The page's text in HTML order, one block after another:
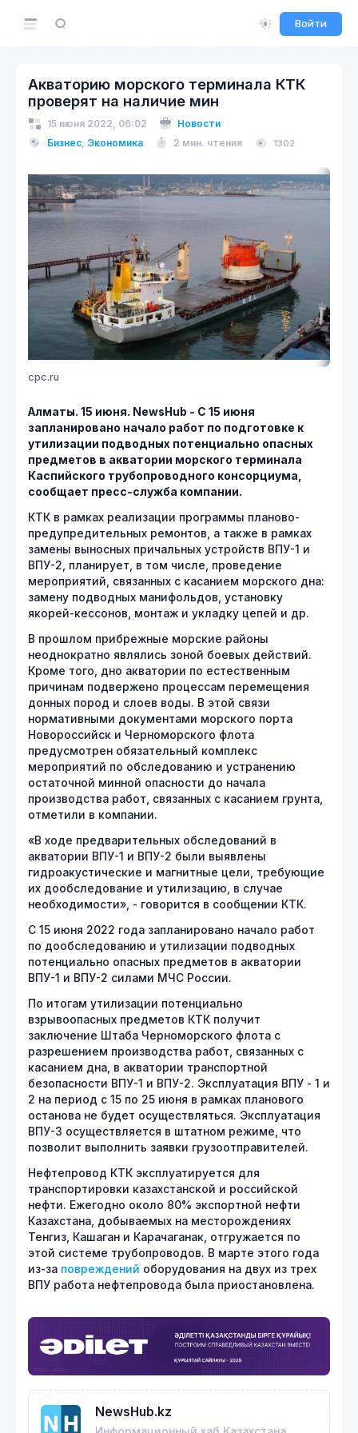
Войти
Акваторию морского терминала КТК
проверят на наличие мин
15 июня 2022, 06:02
Новости
Бизнес, Экономика 2 мин. чтения 1302
cpc.ru
Алматы. 15 июня. NewsHub - С 15 июня
запланировано начало работ по подготовке к
утилизации подводных потенциально опасных
предметов в акватории морского терминала
Каспийского трубопроводного консорциума,
сообщает пресс-служба компании.
КТК в рамках реализации программы планово-
предупредительных ремонтов, а также в рамках
замены выносных причальных устройств ВПУ-1 и
ВПУ-2, планирует, в том числе, проведение
мероприятий, связанных с касанием морского дна:
замену подводных манифольдов, установку
якорей-кессонов, монтаж и укладку цепей и др.
В прошлом прибрежные морские районы
неоднократно являлись зоной боевых действий.
Кроме того, дно акватории по естественным
причинам подвержено процессам перемещения
донных пород и слоев воды. В этой связи
нормативными документами морского порта
Новороссийск и Черноморского флота
предусмотрен обязательный комплекс
мероприятий по обследованию и устранению
остаточной минной опасности до начала
производства работ, связанных с касанием грунта,
отметили в компании.
«В ходе предварительных обследований в
акватории ВПУ-1 и ВПУ-2 были выявлены
гидроакустические и магнитные цели, требующие
их дообследование и утилизацию, в случае
необходимости», - говорится в сообщении КТК.
С 15 июня 2022 года запланировано начало работ
по дообследованию и утилизации подводных
потенциально опасных предметов в акватории
ВПУ-1 и ВПУ-2 силами МЧС России.
По итогам утилизации потенциально
взрывоопасных предметов КТК получит
заключение Штаба Черноморского флота с
разрешением производства работ, связанных с
касанием дна, в акватории транспортной
безопасности ВПУ-1 и ВПУ-2. Эксплуатация ВПУ - 1 и
2 на период с 15 по 25 июня в рамках планового
останова не будет осуществляться. Эксплуатация
ВПУ-3 осуществляется в штатном режиме, что
позволит выполнить заявки грузоотправителей.
Нефтепровод КТК эксплуатируется для
транспортировки казахстанской и российской
нефти. Ежегодно около 80% экспортной нефти
Казахстана, добываемых на месторождениях
Тенгиз, Кашаган и Карачаганак, отгружается по
этой системе трубопроводов. В марте этого года
из-за повреждений оборудования на двух из трех
ВПУ работа нефтепровода была приостановлена.
NewsHub.kz